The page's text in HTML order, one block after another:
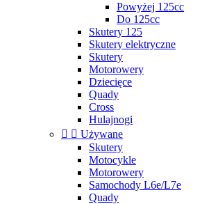
Powyżej 125cc
Do 125cc
Skutery 125
Skutery elektryczne
Skutery
Motorowery
Dziecięce
Quady
Cross
Hulajnogi
  Używane
Skutery
Motocykle
Motorowery
Samochody L6e/L7e
Quady